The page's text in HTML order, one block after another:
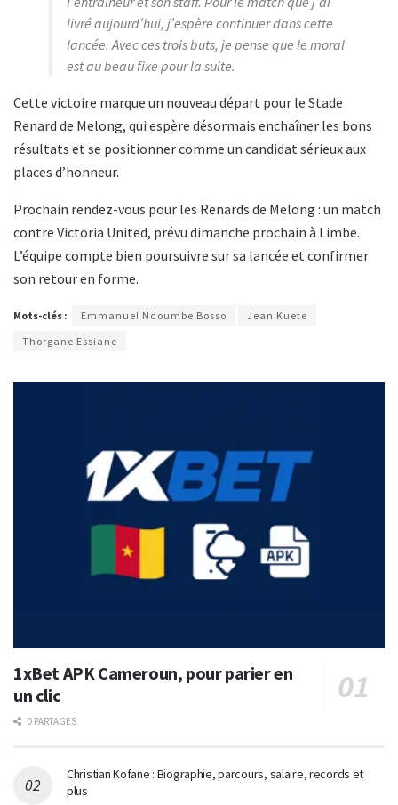
livré aujourd’hui, j’espère continuer dans cette
lancée. Avec ces trois buts, je pense que le moral
est au beau fixe pour la suite.
Cette victoire marque un nouveau départ pour le Stade
Renard de Melong, qui espère désormais enchaîner les bons
résultats et se positionner comme un candidat sérieux aux
places d’honneur.
Prochain rendez-vous pour les Renards de Melong : un match
contre Victoria United, prévu dimanche prochain à Limbe.
L’équipe compte bien poursuivre sur sa lancée et confirmer
son retour en forme.
Mots-clés : Emmanuel Ndoumbe Bosso
Jean Kuete
Thorgane Essiane
1xBet APK Cameroun, pour parier en
un clic
0 PARTAGES
Christian Kofane : Biographie, parcours, salaire, records et
plus